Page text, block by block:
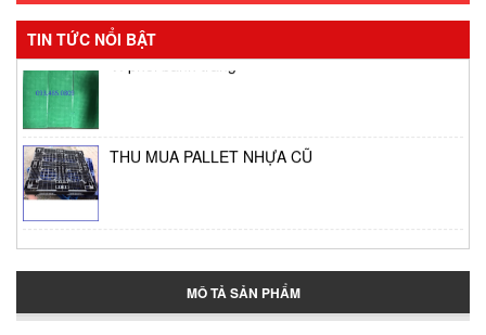
TIN TỨC NỔI BẬTVỉ phơi bánh tráng
Thùng đựng đá lớn
MÔ TẢ SẢN PHẨM